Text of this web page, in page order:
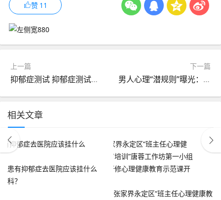
赞 11
上一篇
抑郁症测试 抑郁症测试医院专用版免费
下一篇
男人心理“潜规则”曝光：原来这样的女人才让男人有100%“保护欲”(女人必读)
相关文章
患有抑郁症去医院应该挂什么
科？
张家界永定区“班主任心理健康教